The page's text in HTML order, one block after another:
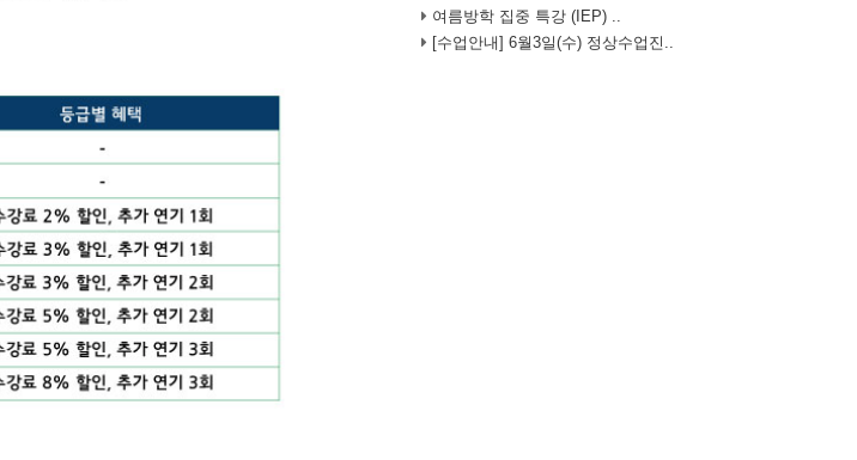
여름방학 집중 특강 (IEP) ..
[수업안내] 6월3일(수) 정상수업진..